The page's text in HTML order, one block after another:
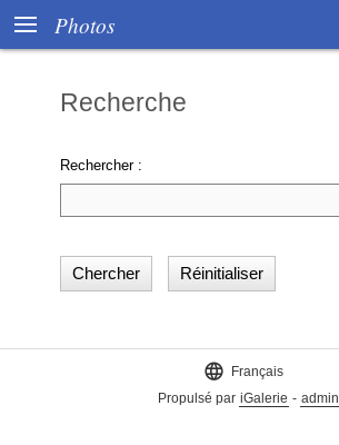
 Photos
Recherche
Rechercher :

Français
Propulsé par iGalerie - admin